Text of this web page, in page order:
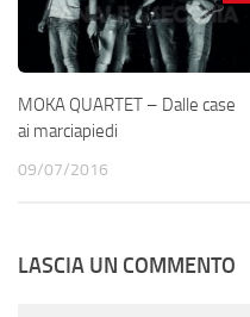
MOKA QUARTET – Dalle case
ai marciapiedi
09/07/2016
LASCIA UN COMMENTO